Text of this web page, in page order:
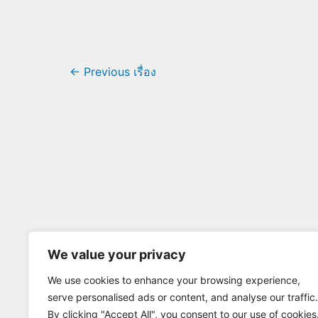
We value your privacy
We use cookies to enhance your browsing experience,
serve personalised ads or content, and analyse our traffic.
By clicking "Accept All", you consent to our use of
← Previous เรื่อง